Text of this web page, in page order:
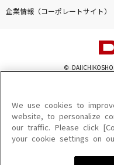
企業情報（コーポレートサイト）
©
このサイトに掲載されている一切の
を問わず、著作権法の定める範囲を
を禁じます。
楽曲及びコンテンツは、機種により
楽曲及びコンテンツの配信日、配信
We use cookies to
website, to personalize
our traffic. Please click
your cookie settings on